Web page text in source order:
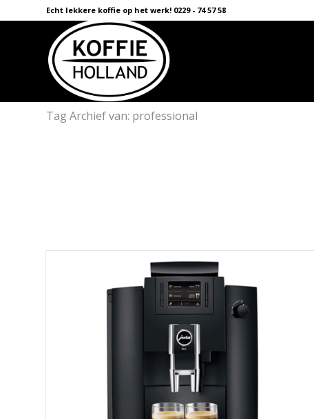
Echt lekkere koffie op het werk! 0229 - 74 57 58
Tag Archief van: professional